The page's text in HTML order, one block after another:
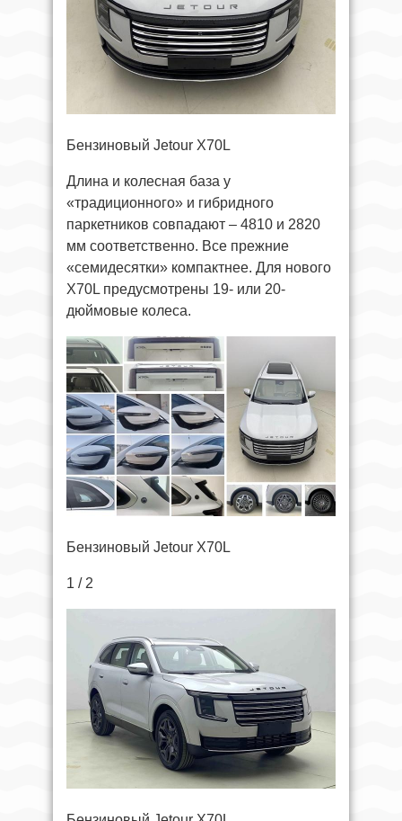
Бензиновый Jetour X70L
Длина и колесная база у
«традиционного» и гибридного
паркетников совпадают – 4810 и 2820
мм соответственно. Все прежние
«семидесятки» компактнее. Для нового
X70L предусмотрены 19- или 20-
дюймовые колеса.
Бензиновый Jetour X70L
1 / 2